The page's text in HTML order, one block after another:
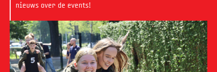
nieuws over de events!